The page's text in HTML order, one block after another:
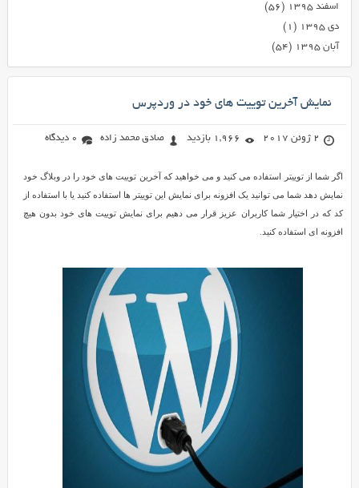
اسفند ۱۳۹۵
(۵۶)
دی ۱۳۹۵
(۱)
آبان ۱۳۹۵
(۵۴)
نمایش آخرین توییت های خود در وردپرس
2 ژوئن 2017 1,966 بازدید صادق محمد زاده 0 دیدگاه
اگر شما از توییتر استفاده می کنید و می خواهید که آخرین توییت های خود را در وبلاگ خود
نمایش دهد شما می توانید یک افزونه برای نمایش این توییتر ها استفاده کنید یا با استفاده از
کد که در اختیار شما کاربران عزیز قرار می دهیم برای نمایش توییت های خود بدون هیچ
افزونه ای استفاده کنید.